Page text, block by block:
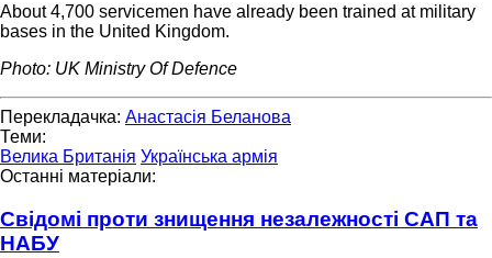
About 4,700 servicemen have already been trained at military
bases in the United Kingdom.
Photo: UK Ministry Of Defence
Перекладачка: Анастасія Беланова
Теми:
Велика Британія Українська армія
Останні матеріали:
Свідомі проти знищення незалежності САП та
НАБУ